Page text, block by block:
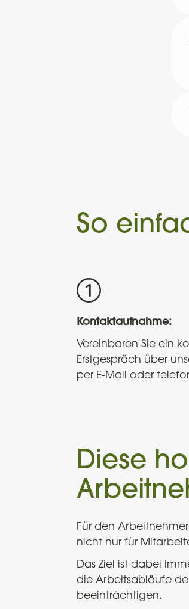
So
Kontaktaufnahme:
Vereinbaren Sie ein
Erstgespräch über
per E-Mail oder
Diese
Für den
nicht nur für
Das Ziel ist dabei
die Arbeitsabläufe
beeinträchtigen.